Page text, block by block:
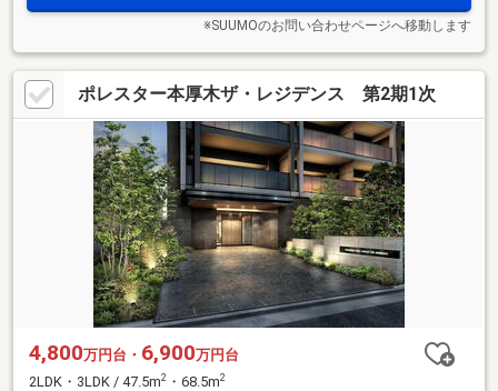
※SUUMOのお問い合わせページへ移動します
ポレスター本厚木ザ・レジデンス 第2期1次
4,800万円台・ 6,900万円台
2LDK・3LDK / 47.5m2 ・68.5m2